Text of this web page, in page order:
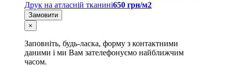
Друк на атласній тканині650 грн/м2
Замовити
×
Заповніть, будь-ласка, форму з контактними
даними і ми Вам зателефонуємо найближчим
часом.